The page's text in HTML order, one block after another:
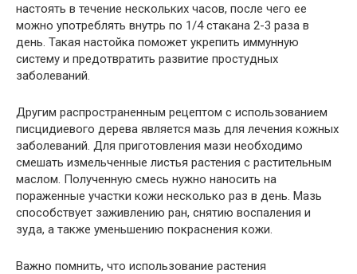
настоять в течение нескольких часов, после чего ее
можно употреблять внутрь по 1/4 стакана 2-3 раза в
день. Такая настойка поможет укрепить иммунную
систему и предотвратить развитие простудных
заболеваний.
Другим распространенным рецептом с использованием
писцидиевого дерева является мазь для лечения кожных
заболеваний. Для приготовления мази необходимо
смешать измельченные листья растения с растительным
маслом. Полученную смесь нужно наносить на
пораженные участки кожи несколько раз в день. Мазь
способствует заживлению ран, снятию воспаления и
зуда, а также уменьшению покраснения кожи.
Важно помнить, что использование растения